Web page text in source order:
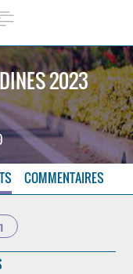
2023
COMMENTAIRES